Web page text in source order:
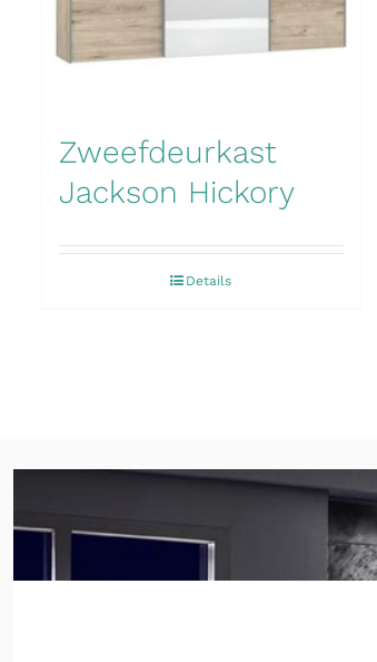
Zweefdeurkast
Jackson Hickory
Details